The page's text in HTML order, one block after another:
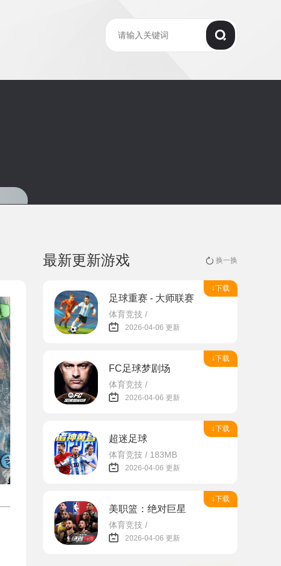
最新更新游戏 换一换
↓下载
足球重赛 - 大师联赛
体育竞技 /
2026-04-06 更新
↓下载
FC足球梦剧场
体育竞技 /
2026-04-06 更新
↓下载
超迷足球
体育竞技 / 183MB
2026-04-06 更新
↓下载
美职篮：绝对巨星
体育竞技 /
2026-04-06 更新